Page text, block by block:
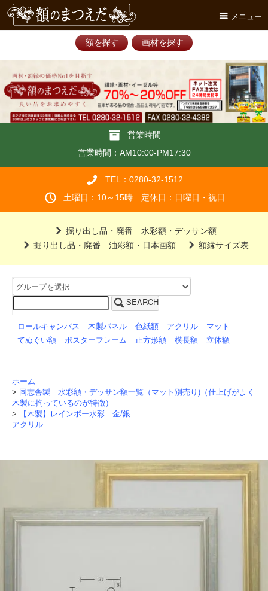
メニュー
額を探す 画材を探す
営業時間
営業時間：AM10:00-PM17:30
TEL：0280-32-1512
土曜日：10～15時 定休日：日曜日・祝日
掘り出し品・廃番 水彩額・デッサン額
掘り出し品・廃番 油彩額・日本画額
額縁サイズ表
SEARCH
ロールキャンバス 木製パネル 色紙額 アクリル
マット
てぬぐい額
ポスターフレーム 正方形額 横長額 立体額
ホーム
> 同志舎製 水彩額・デッサン額一覧（マット別売り)（仕上げがよく
木製に拘っているのが特徴）
>
【木製】レインボー水彩 金/銀
アクリル